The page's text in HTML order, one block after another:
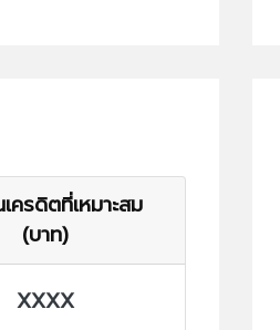
ครดิตที่เหมาะสม
(บาท)
XXXX